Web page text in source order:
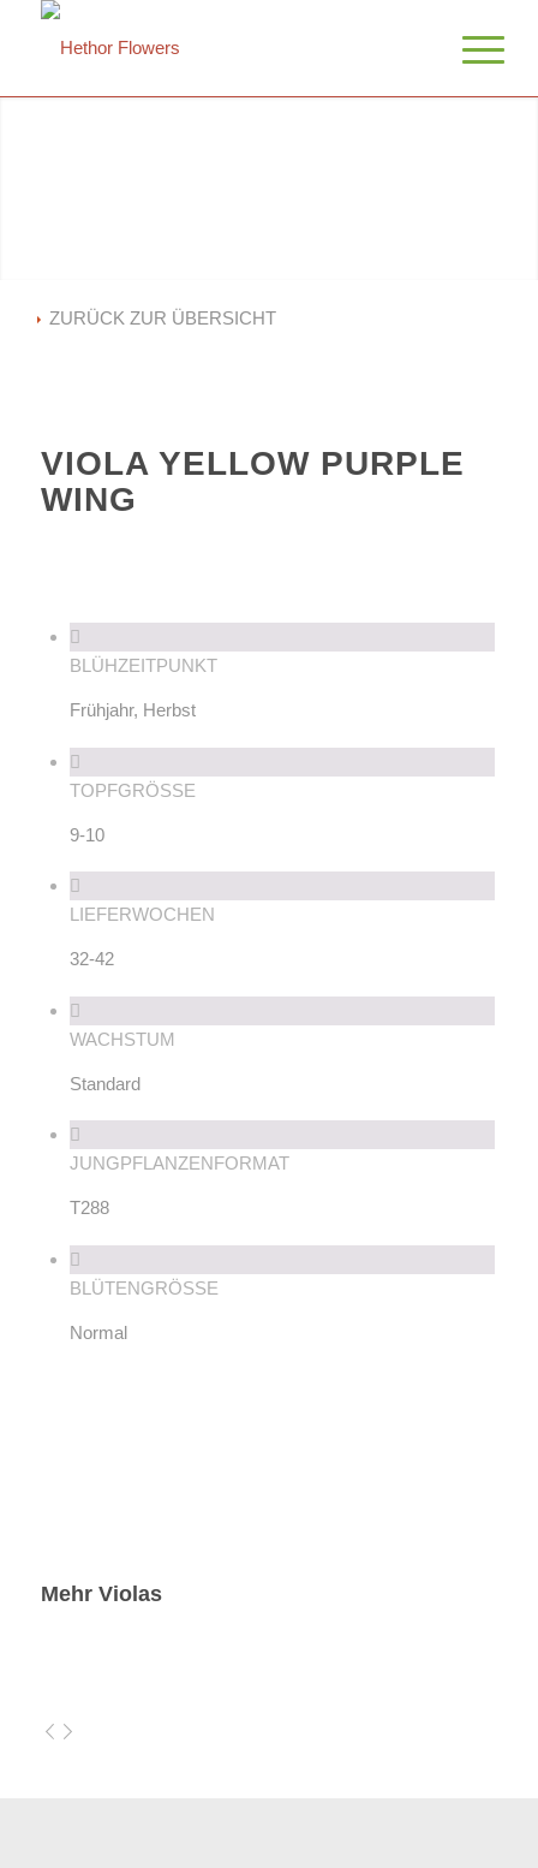
ZURÜCK ZUR ÜBERSICHT
VIOLA YELLOW PURPLE
WING
BLÜHZEITPUNKT
Frühjahr, Herbst
TOPFGRÖSSE
9-10
LIEFERWOCHEN
32-42
WACHSTUM
Standard
JUNGPFLANZENFORMAT
T288
BLÜTENGRÖSSE
Normal
Mehr Violas